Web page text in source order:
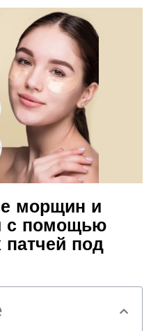
морщин и
с помощью
патчей под